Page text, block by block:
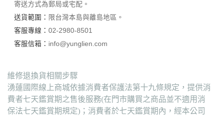
寄送方式為郵局或宅配。
送貨範圍： 限台灣本島與離島地區。
客服專線： 02-2980-8501
客服信箱： info@yunglien.com
維修退換貨相關步驟
湧蓮國際線上商城依據消費者保護法第十九條規定，提供消
費者七天鑑賞期之售後服務(在門市購買之商品並不適用消
保法七天鑑賞期規定)；消費者於七天鑑賞期內，經本公司